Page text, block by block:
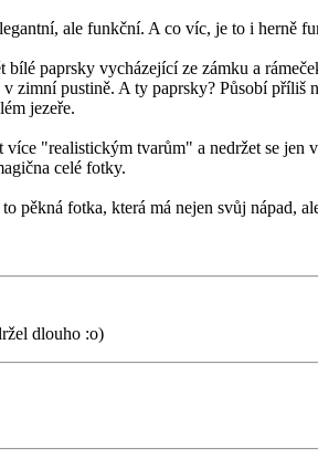
ale funkční. A co víc, je to i herně
paprsky vycházející ze zámku a
zimní pustině. A ty paprsky? Působí
jezeře.
"realistickým tvarům" a nedržet se
celé fotky.
pěkná fotka, která má nejen svůj nápad,
dlouho :o)